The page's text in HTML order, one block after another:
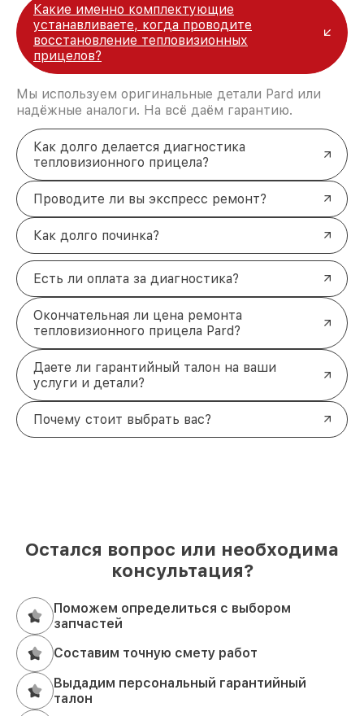
Какие именно комплектующие
устанавливаете, когда проводите
восстановление тепловизионных
прицелов?
Мы используем оригинальные детали Pard или
надёжные аналоги. На всё даём гарантию.
Как долго делается диагностика
тепловизионного прицела?
Проводите ли вы экспресс ремонт?
Как долго починка?
Есть ли оплата за диагностика?
Окончательная ли цена ремонта
тепловизионного прицела Pard?
Даете ли гарантийный талон на ваши
услуги и детали?
Почему стоит выбрать вас?
Остался вопрос или необходима
консультация?
Поможем определиться с выбором
запчастей
Составим точную смету работ
Выдадим персональный гарантийный
талон